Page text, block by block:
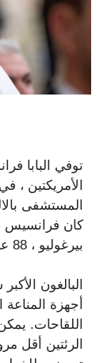
توفي البابا
المستشفى
كان فرانسيس
بيرغوليو ، 88 عامًا.
البالغون
أجهزة
اللقاحات.
الرئتين أقل